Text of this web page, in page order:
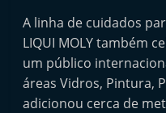
m
P
o
r
A linha de cuidados
LIQUI MOLY também
um público
áreas Vidros, Pintura,
adicionou cerca de